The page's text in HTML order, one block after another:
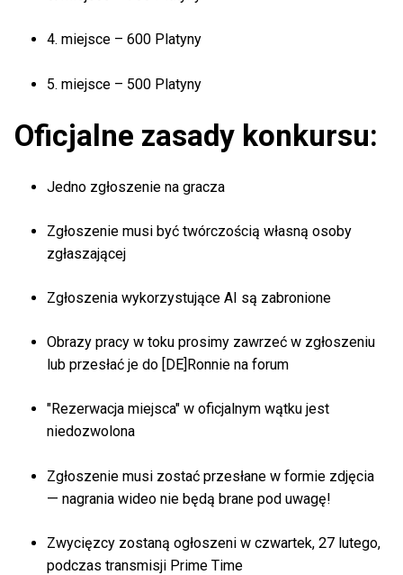
4. miejsce – 600 Platyny
5. miejsce – 500 Platyny
Oficjalne zasady konkursu:
Jedno zgłoszenie na gracza
Zgłoszenie musi być twórczością własną osoby
zgłaszającej
Zgłoszenia wykorzystujące AI są zabronione
Obrazy pracy w toku prosimy zawrzeć w zgłoszeniu
lub przesłać je do [DE]Ronnie na forum
"Rezerwacja miejsca" w oficjalnym wątku jest
niedozwolona
Zgłoszenie musi zostać przesłane w formie zdjęcia
— nagrania wideo nie będą brane pod uwagę!
Zwycięzcy zostaną ogłoszeni w czwartek, 27 lutego,
podczas transmisji Prime Time